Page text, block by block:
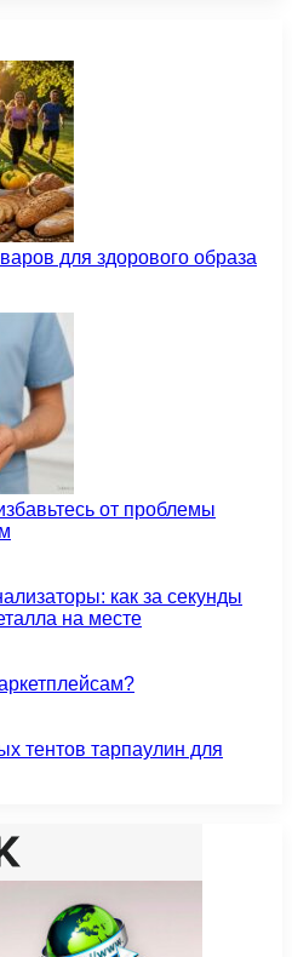
для здорового образа
от проблемы
как за секунды
на месте
тентов тарпаулин для